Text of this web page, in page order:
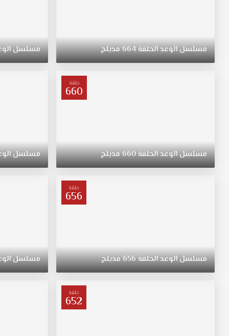
مسلسلالوعدالحلقة664مدبلج مسلسل
حلقة
660
مسلسلالوعدالحلقة660مدبلج مسلسل
حلقة
656
مسلسلالوعدالحلقة656مدبلج مسلسل
حلقة
652